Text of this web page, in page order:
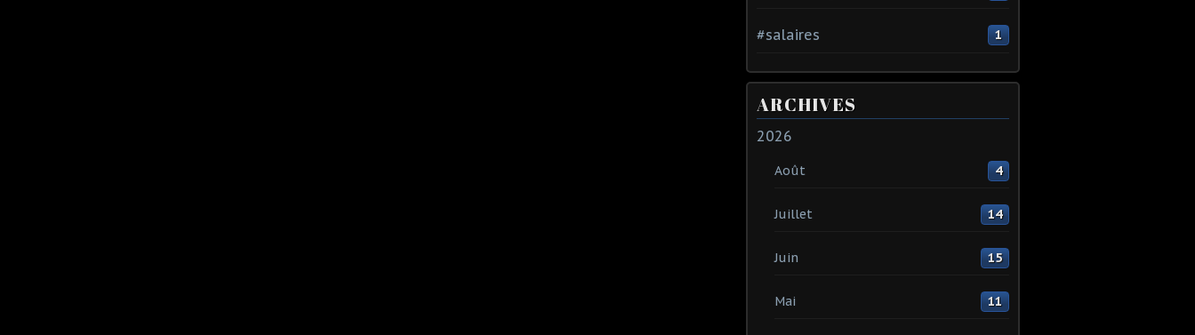
#salaires 1
ARCHIVES
2026
Août 4
Juillet 14
Juin 15
Mai 11